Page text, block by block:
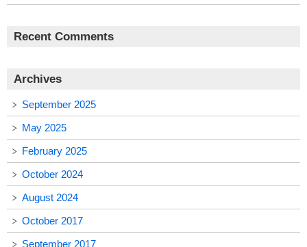
Recent Comments
Archives
September 2025
May 2025
February 2025
October 2024
August 2024
October 2017
September 2017